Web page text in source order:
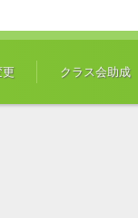
更 クラス会助成